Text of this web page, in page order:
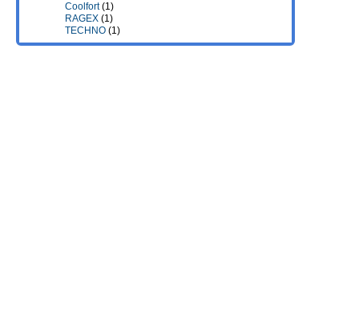
Coolfort(1)
RAGEX (1)
TECHNO (1)